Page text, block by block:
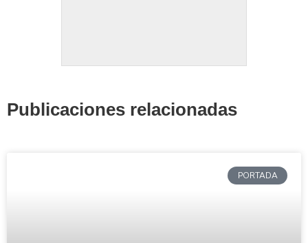
Publicaciones relacionadas
PORTADA